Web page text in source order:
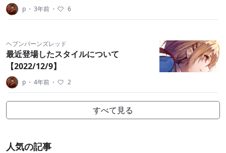
p ・ 3年前 ・ 6
ヘブンバーンズレッド
最近登場したスタイルについて
【2022/12/9】
p ・ 4年前 ・ 2
すべて見る
人気の記事